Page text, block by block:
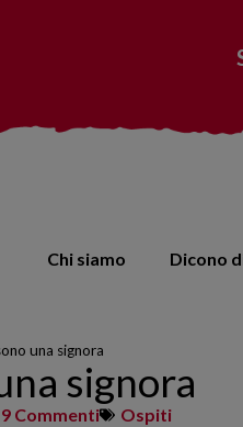
Chi siamo Dicono
una signora
signora
9 Commenti Ospiti